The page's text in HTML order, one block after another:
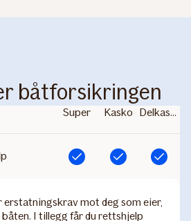
båtforsikringen
Super Kasko Delkasko
Inkludert Inkludert Inkludert
mot deg som eier,
I tillegg får du rettshjelp